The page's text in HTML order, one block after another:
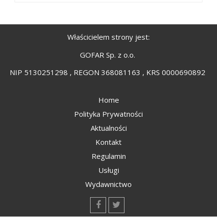
Właścicielem strony jest:
GOFAR Sp. z o.o.
NIP 5130251298 , REGON 368081163 , KRS 0000690892
Home
Polityka Prywatności
Aktualności
Kontakt
Regulamin
Usługi
Wydawnictwo